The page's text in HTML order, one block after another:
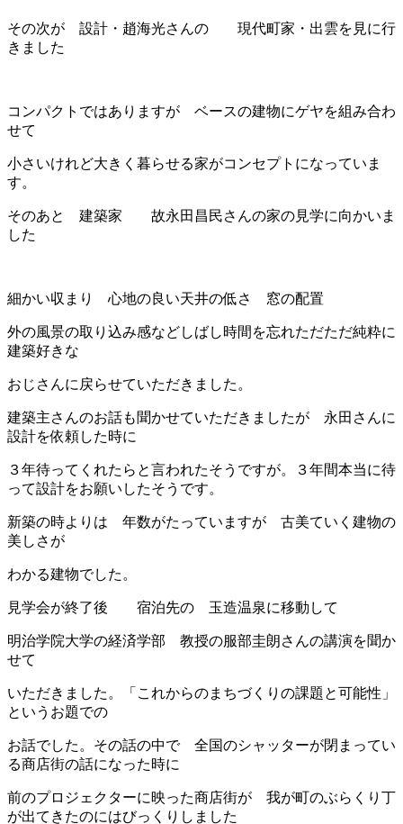
その次が 設計・趙海光さんの 現代町家・出雲を見に行
きました
コンパクトではありますが ベースの建物にゲヤを組み合わ
せて
小さいけれど大きく暮らせる家がコンセプトになっていま
す。
そのあと 建築家 故永田昌民さんの家の見学に向かいま
した
細かい収まり 心地の良い天井の低さ 窓の配置
外の風景の取り込み感などしばし時間を忘れただただ純粋に
建築好きな
おじさんに戻らせていただきました。
建築主さんのお話も聞かせていただきましたが 永田さんに
設計を依頼した時に
３年待ってくれたらと言われたそうですが。３年間本当に待
って設計をお願いしたそうです。
新築の時よりは 年数がたっていますが 古美ていく建物の
美しさが
わかる建物でした。
見学会が終了後 宿泊先の 玉造温泉に移動して
明治学院大学の経済学部 教授の服部圭朗さんの講演を聞か
せて
いただきました。「これからのまちづくりの課題と可能性」
というお題での
お話でした。その話の中で 全国のシャッターが閉まってい
る商店街の話になった時に
前のプロジェクターに映った商店街が 我が町のぶらくり丁
が出てきたのにはびっくりしました